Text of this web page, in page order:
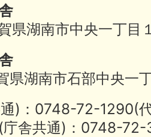
県湖南市中央一丁目
湖南市石部中央一
通)：0748-72-
庁舎共通)：0748-